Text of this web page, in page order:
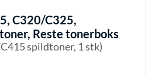
C320/C325,
Reste tonerboks
spildtoner, 1 stk)